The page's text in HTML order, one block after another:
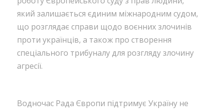
який залишається єдиним міжнародним судом,
що розглядає справи щодо воєнних злочинів
проти українців, а також про створення
спеціального трибуналу для розгляду злочину
агресії.
Водночас Рада Європи підтримує Україну не